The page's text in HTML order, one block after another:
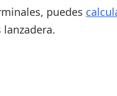
puedes
lanzadera.